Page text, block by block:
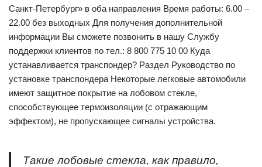
Санкт-Петербург» в оба направления Время работы: 6.00 –
22.00 без выходных Для получения дополнительной
информации Вы сможете позвонить в нашу Службу
поддержки клиентов по тел.: 8 800 775 10 00 Куда
устанавливается транспондер? Раздел Руководство по
установке транспондера Некоторые легковые автомобили
имеют защитное покрытие на лобовом стекле,
способствующее термоизоляции (с отражающим
эффектом), не пропускающее сигналы устройства.
Такие лобовые стекла, как правило,